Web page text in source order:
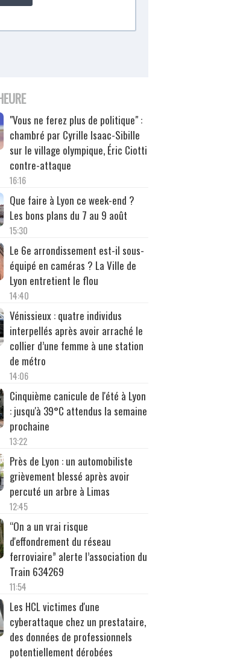
"Vous ne ferez plus de politique" :
chambré par Cyrille Isaac-Sibille
sur le village olympique, Éric Ciotti
contre-attaque
16:16
Que faire à Lyon ce week-end ?
Les bons plans du 7 au 9 août
15:30
Le 6e arrondissement est-il sous-
équipé en caméras ? La Ville de
Lyon entretient le flou
14:40
Vénissieux : quatre individus
interpellés après avoir arraché le
collier d’une femme à une station
de métro
14:06
Cinquième canicule de l'été à Lyon
: jusqu'à 39°C attendus la semaine
prochaine
13:22
Près de Lyon : un automobiliste
grièvement blessé après avoir
percuté un arbre à Limas
12:45
“On a un vrai risque
d'effondrement du réseau
ferroviaire” alerte l’association du
Train 634269
11:54
Les HCL victimes d'une
cyberattaque chez un prestataire,
des données de professionnels
potentiellement dérobées